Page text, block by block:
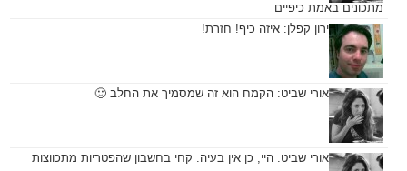
מתכונים באמת כיפיים
ירון קפלן: איזה כיף! חזרת!
אורי שביט: הקמח הוא זה שמסמיך את החלב 🙂
אורי שביט: היי, כן אין בעיה. קחי בחשבון שהפטריות מתכווצות